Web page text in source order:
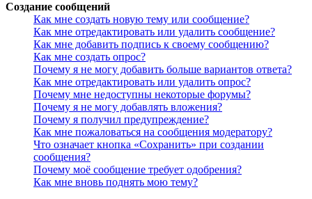
Создание сообщений
Как мне создать новую тему или сообщение?
Как мне отредактировать или удалить сообщение?
Как мне добавить подпись к своему сообщению?
Как мне создать опрос?
Почему я не могу добавить больше вариантов ответа?
Как мне отредактировать или удалить опрос?
Почему мне недоступны некоторые форумы?
Почему я не могу добавлять вложения?
Почему я получил предупреждение?
Как мне пожаловаться на сообщения модератору?
Что означает кнопка «Сохранить» при создании
сообщения?
Почему моё сообщение требует одобрения?
Как мне вновь поднять мою тему?